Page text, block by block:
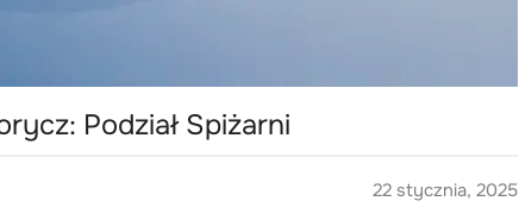
Podział Spiżarni
22 stycznia, 2025